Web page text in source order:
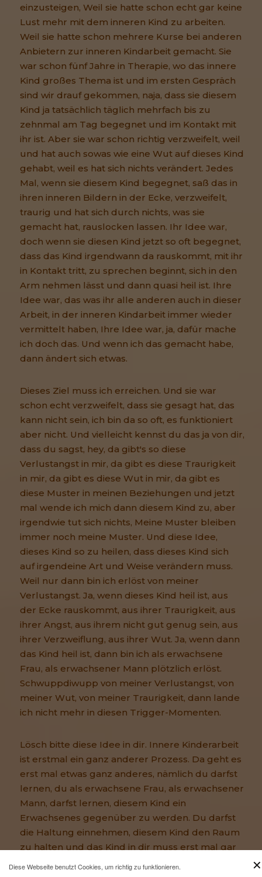
einzusteigen, Weil sie hatte schon echt gar keine
Lust mehr mit dem inneren Kind zu arbeiten.
Weil sie hatte schon mehrere Kurse bei anderen
Anbietern zur inneren Kindarbeit gemacht. Sie
war schon fünf Jahre in Therapie, wo das innere
Kind großes Thema ist und im ersten Gespräch
sind wir drauf gekommen, naja, dass sie diesem
Kind ja tatsächlich täglich mehrfach bis zu
zehnmal am Tag begegnet und im Kontakt mit
ihr ist. Aber sie war schon richtig verzweifelt, weil
und hat auch sowas wie eine Wut auf dieses Kind
gehabt, weil es hat sich nichts verändert. Jedes
Mal, wenn sie diesem Kind begegnet, saß das in
ihren inneren Bildern in der Ecke, verzweifelt,
traurig und hat sich durch nichts, was sie
gemacht hat, rauslocken lassen. Ihr Idee war,
doch wenn sie diesen Kind jetzt so oft begegnet,
dass das Kind irgendwann da rauskommt, mit ihr
in Kontakt tritt, zu sprechen beginnt, sich in den
Arm nehmen lässt und dann quasi heil ist. Ihre
Idee war, das was ihr alle anderen auch in dieser
Arbeit, in der inneren Kindarbeit immer wieder
vermittelt haben, Ihre Idee war, ja, dafür mache
ich doch das. Und wenn ich das gemacht habe,
dann ändert sich etwas.
Dieses Ziel muss ich erreichen. Und sie war
schon echt verzweifelt, dass sie gesagt hat, das
kann nicht sein, ich bin da so oft, es funktioniert
aber nicht. Und vielleicht kennst du das ja von dir,
dass du sagst, hey, da gibt's so diese
Verlustangst in mir, da gibt es diese Traurigkeit
in mir, da gibt es diese Wut in mir, da gibt es
diese Muster in meinen Beziehungen und jetzt
mal wende ich mich dann diesem Kind zu, aber
irgendwie tut sich nichts, Meine Muster bleiben
immer noch meine Muster. Und diese Idee,
dieses Kind so zu heilen, dass dieses Kind sich
auf irgendeine Art und Weise verändern muss.
Weil nur dann bin ich erlöst von meiner
Verlustangst. Ja, wenn dieses Kind heil ist, aus
der Ecke rauskommt, aus ihrer Traurigkeit, aus
ihrer Angst, aus ihrem nicht gut genug sein, aus
ihrer Verzweiflung, aus ihrer Wut. Ja, wenn dann
das Kind heil ist, dann bin ich als erwachsene
Frau, als erwachsener Mann plötzlich erlöst.
Schwuppdiwupp von meiner Verlustangst, von
meiner Wut, von meiner Traurigkeit, dann lande
ich nicht mehr in diesen Trigger-Momenten.
Lösch bitte diese Idee in dir. Innere Kinderarbeit
ist erstmal ein ganz anderer Prozess. Da geht es
erst mal etwas ganz anderes, nämlich du darfst
lernen, du als erwachsene Frau, als erwachsener
Mann, darfst lernen, diesem Kind ein
Erwachsenes gegenüber zu werden. Du darfst
die Haltung einnehmen, diesem Kind den Raum
zu halten und das Kind in dir muss erst mal gar
✕
Diese Webseite benutzt Cookies, um richtig zu funktionieren.